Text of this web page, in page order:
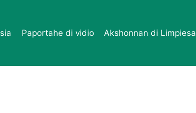
Paportahe di vidio Akshonnan di Limpiesa